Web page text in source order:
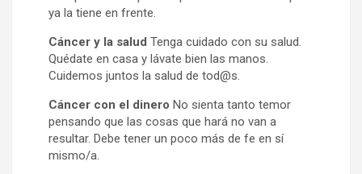
ya la tiene en frente.
Cáncer y la salud Tenga cuidado con su salud.
Quédate en casa y lávate bien las manos.
Cuidemos juntos la salud de tod@s.
Cáncer con el dinero No sienta tanto temor
pensando que las cosas que hará no van a
resultar. Debe tener un poco más de fe en sí
mismo/a.